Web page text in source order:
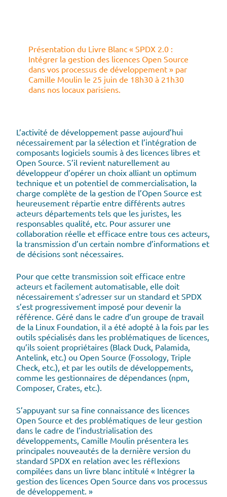
Présentation du Livre Blanc « SPDX 2.0 :
Intégrer la gestion des licences Open Source
dans vos processus de développement » par
Camille Moulin le 25 juin de 18h30 à 21h30
dans nos locaux parisiens.
L’activité de développement passe aujourd’hui
nécessairement par la sélection et l’intégration de
composants logiciels soumis à des licences libres et
Open Source. S’il revient naturellement au
développeur d’opérer un choix alliant un optimum
technique et un potentiel de commercialisation, la
charge complète de la gestion de l’Open Source est
heureusement répartie entre différents autres
acteurs départements tels que les juristes, les
responsables qualité, etc. Pour assurer une
collaboration réelle et efficace entre tous ces acteurs,
la transmission d’un certain nombre d’informations et
de décisions sont nécessaires.
Pour que cette transmission soit efficace entre
acteurs et facilement automatisable, elle doit
nécessairement s’adresser sur un standard et SPDX
s’est progressivement imposé pour devenir la
référence. Géré dans le cadre d’un groupe de travail
de la Linux Foundation, il a été adopté à la fois par les
outils spécialisés dans les problématiques de licences,
qu’ils soient propriétaires (Black Duck, Palamida,
Antelink, etc.) ou Open Source (Fossology, Triple
Check, etc.), et par les outils de développements,
comme les gestionnaires de dépendances (npm,
Composer, Crates, etc.).
S’appuyant sur sa fine connaissance des licences
Open Source et des problématiques de leur gestion
dans le cadre de l’industrialisation des
développements, Camille Moulin présentera les
principales nouveautés de la dernière version du
standard SPDX en relation avec les réflexions
compilées dans un livre blanc intitulé « Intégrer la
gestion des licences Open Source dans vos processus
de développement. »